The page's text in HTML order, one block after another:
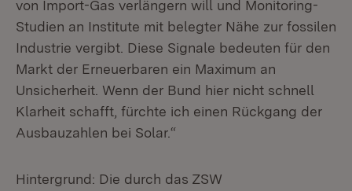
von Import-Gas verlängern will und Monitoring-
Studien an Institute mit belegter Nähe zur fossilen
Industrie vergibt. Diese Signale bedeuten für den
Markt der Erneuerbaren ein Maximum an
Unsicherheit. Wenn der Bund hier nicht schnell
Klarheit schafft, fürchte ich einen Rückgang der
Ausbauzahlen bei Solar.“
Hintergrund: Die durch das ZSW